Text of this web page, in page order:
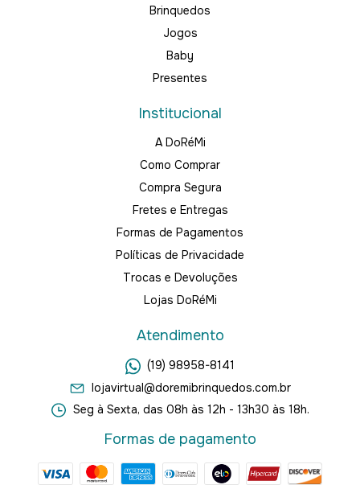
Brinquedos
Jogos
Baby
Presentes
Institucional
A DoRéMi
Como Comprar
Compra Segura
Fretes e Entregas
Formas de Pagamentos
Políticas de Privacidade
Trocas e Devoluções
Lojas DoRéMi
Atendimento
(19) 98958-8141
lojavirtual@doremibrinquedos.com.br
Seg à Sexta, das 08h às 12h - 13h30 às 18h.
Formas de pagamento